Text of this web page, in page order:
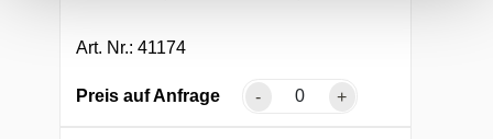
Art. Nr.: 41174
Preis auf Anfrage - +